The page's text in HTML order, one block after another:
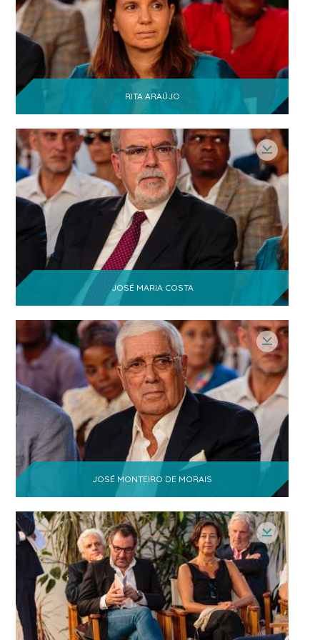
internacionalização
Merly Simone Victorino de
Sousa Pinto- Mestrado em Estratégias
de Investimento e internacionalização
Inacio Manjate- Coordenador
Electromoc Elves Cossa- Director adjunto 1
Vladimiro Maio Neves - Marinha de
Portugal, Primeiro Tenente
1
José Monteiro De Morais-
Economista
Elisabete Marcelino
Construções Moçambique, Diretora
Administrativa e Financeira
1
Aleixo Semende- Fotografo
Ercília Mondlane- Mestrado em
Estratégia de Investimento e
Internacionalização
1
Sérgio Azarias Matsinhe-
Coordenador Geral
1
Jakline Munguambe
Inês Soares dos Santos Nobre da
Silva- Gestora
Kelton Melvin de Vitorino
Rodrigues
1
Sandra Estorninho Dias- Partner 1
Suzana Garcia 1
Dataserv- Responsável do Marketing 1
Um Pequeno Gesto Uma Grande
RITA ARAÚJO
JOSÉ MARIA COSTA
JOSÉ MONTEIRO DE MORAIS